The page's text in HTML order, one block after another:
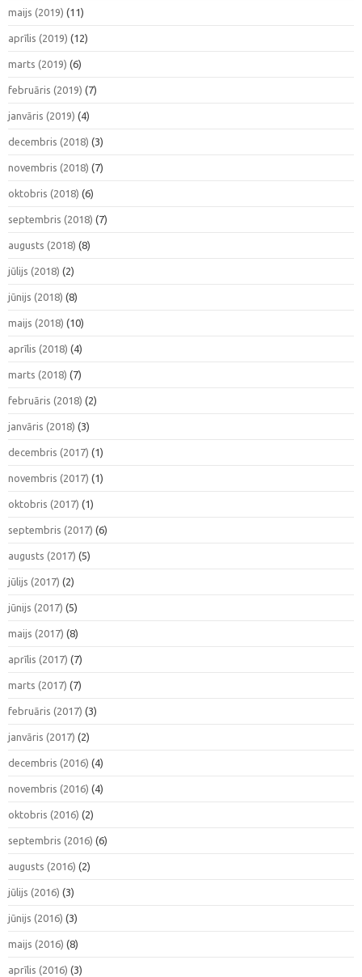
maijs (2019) (11)
aprīlis (2019) (12)
marts (2019) (6)
februāris (2019) (7)
janvāris (2019) (4)
decembris (2018) (3)
novembris (2018) (7)
oktobris (2018) (6)
septembris (2018) (7)
augusts (2018) (8)
jūlijs (2018) (2)
jūnijs (2018) (8)
maijs (2018) (10)
aprīlis (2018) (4)
marts (2018) (7)
februāris (2018) (2)
janvāris (2018) (3)
decembris (2017) (1)
novembris (2017) (1)
oktobris (2017) (1)
septembris (2017) (6)
augusts (2017) (5)
jūlijs (2017) (2)
jūnijs (2017) (5)
maijs (2017) (8)
aprīlis (2017) (7)
marts (2017) (7)
februāris (2017) (3)
janvāris (2017) (2)
decembris (2016) (4)
novembris (2016) (4)
oktobris (2016) (2)
septembris (2016) (6)
augusts (2016) (2)
jūlijs (2016) (3)
jūnijs (2016) (3)
maijs (2016) (8)
aprīlis (2016) (3)